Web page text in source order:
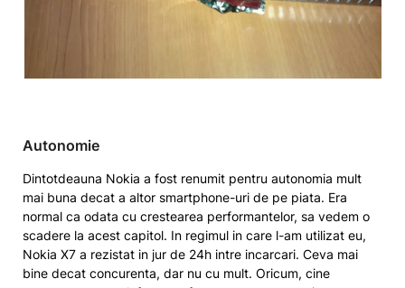
Autonomie
Dintotdeauna Nokia a fost renumit pentru autonomia mult
mai buna decat a altor smartphone-uri de pe piata. Era
normal ca odata cu crestearea performantelor, sa vedem o
scadere la acest capitol. In regimul in care l-am utilizat eu,
Nokia X7 a rezistat in jur de 24h intre incarcari. Ceva mai
bine decat concurenta, dar nu cu mult. Oricum, cine